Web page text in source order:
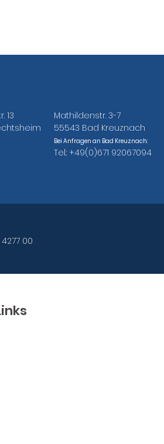
13
Mathildenstr. 3-7
55543 Bad Kreuznach
Bei Anfragen an Bad Kreuznach:
Tel.: +49(0)671 92067094
00